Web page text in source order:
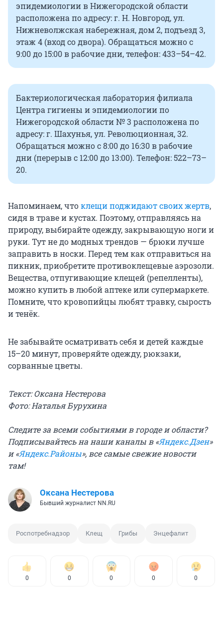
эпидемиологии в Нижегородской области
расположена по адресу: г. Н. Новгород, ул.
Нижневолжская набережная, дом 2, подъезд 3,
этаж 4 (вход со двора). Обращаться можно с
9:00 до 15:00 в рабочие дни, телефон: 433–54–42.
Бактериологическая лаборатория филиала
Центра гигиены и эпидемиологии по
Нижегородской области № 3 расположена по
адресу: г. Шахунья, ул. Революционная, 32.
Обращаться можно с 8:00 до 16:30 в рабочие
дни (перерыв с 12:00 до 13:00). Телефон: 522–73–
20.
Напоминаем, чтоклещи поджидают своих жертв,
сидя в траве и кустах. Поэтому, отправляясь на
природу, выбирайте одежду, закрывающую ноги и
руки. Тут не до модных трендов — брюки лучше
заправить в носки. Перед тем как отправиться на
пикник, приобретите противоклещевые аэрозоли.
Вещества, отпугивающие клещей (репелленты),
можно купить в любой аптеке или супермаркете.
Помните, что кровопийцы любят травку, сырость
и тенёк.
Не забывайте осматривать себя и детей каждые
15–20 минут, проверяйте одежду, рюкзаки,
сорванные цветы.
Текст: Оксана Нестерова
Фото: Наталья Бурухина
Следите за всеми событиями в городе и области?
Подписывайтесь на наши каналы в «Яндекс.Дзен»
и «Яндекс.Районы», все самые свежие новости
там!
Оксана Нестерова
Бывший журналист NN.RU
Роспотребнадзор Клещ Грибы Энцефалит
0 0 0 0 0